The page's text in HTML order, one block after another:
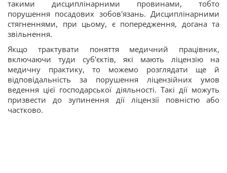
такими дисциплінарними провинами, тобто
порушення посадових зобов'язань. Дисциплінарними
стягненнями, при цьому, є попередження, догана та
звільнення.
Якщо трактувати поняття медичний працівник,
включаючи туди суб'єктів, які мають ліцензію на
медичну практику, то можемо розглядати ще й
відповідальність за порушення ліцензійних умов
ведення цієї господарської діяльності. Такі дії можуть
призвести до зупинення дії ліцензії повністю або
частково.